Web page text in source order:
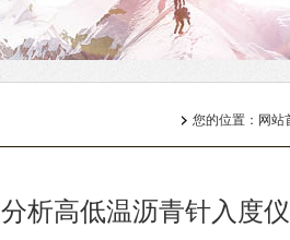
您的位置： 网站
分析高低温沥青针入度